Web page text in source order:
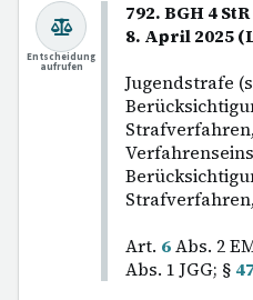
792. BGH 4
8. April 2025
Jugendstrafe
Strafverfahren,
Art. 6Abs. 2
Abs. 1 JGG; § 47
Entscheidung
aufrufen